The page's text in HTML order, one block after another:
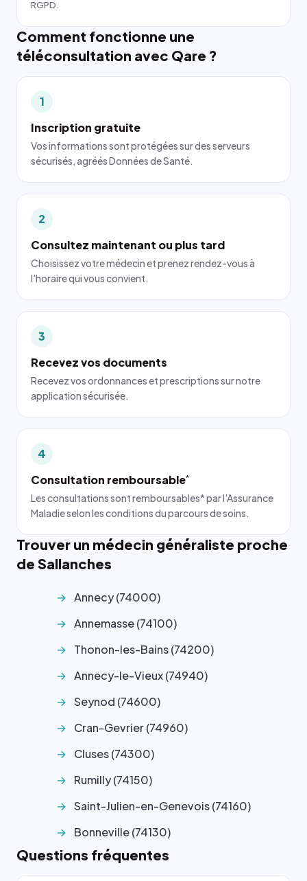
RGPD.
Comment fonctionne une
téléconsultation avec Qare ?
1
Inscription gratuite
Vos informations sont protégées sur des serveurs
sécurisés, agréés Données de Santé.
2
Consultez maintenant ou plus tard
Choisissez votre médecin et prenez rendez-vous à
l'horaire qui vous convient.
3
Recevez vos documents
Recevez vos ordonnances et prescriptions sur notre
application sécurisée.
4
Consultation remboursable*
Les consultations sont remboursables* par l'Assurance
Maladie selon les conditions du parcours de soins.
Trouver un médecin généraliste proche
de Sallanches
Annecy (74000)
Annemasse (74100)
Thonon-les-Bains (74200)
Annecy-le-Vieux (74940)
Seynod (74600)
Cran-Gevrier (74960)
Cluses (74300)
Rumilly (74150)
Saint-Julien-en-Genevois (74160)
Bonneville (74130)
Questions fréquentes